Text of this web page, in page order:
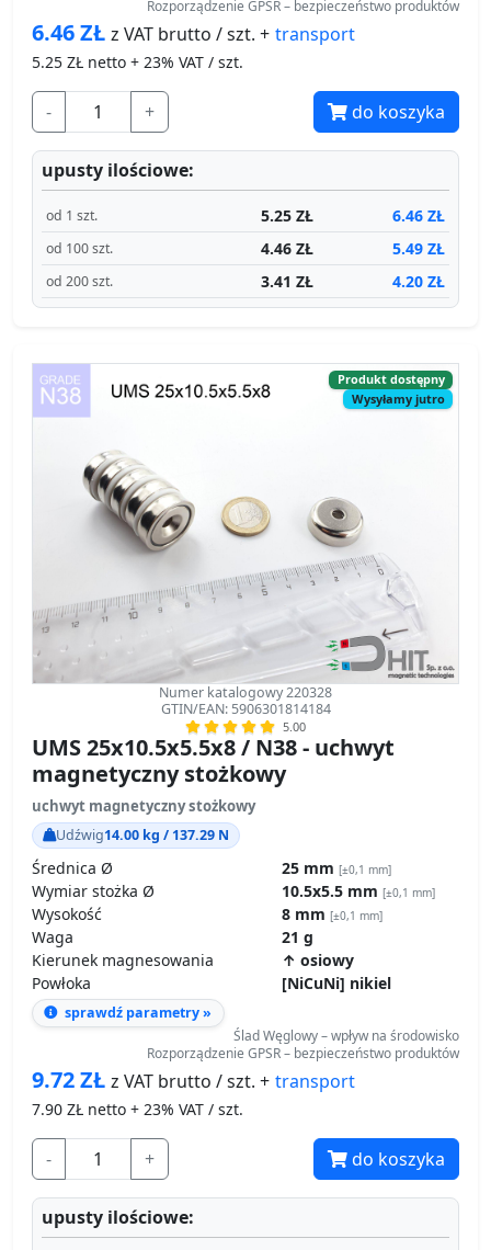
Rozporządzenie GPSR – bezpieczeństwo produktów
6.46ZŁ z VAT brutto / szt. + transport
5.25 ZŁ netto + 23% VAT / szt.
- + do koszyka
upusty ilościowe:
od 1 szt. 5.25 ZŁ 6.46 ZŁ
od 100 szt. 4.46 ZŁ 5.49 ZŁ
od 200 szt. 3.41 ZŁ 4.20 ZŁ
Produkt dostępny
Wysyłamy jutro
Numer katalogowy 220328
GTIN/EAN: 5906301814184
5.00
UMS 25x10.5x5.5x8 / N38 - uchwyt
magnetyczny stożkowy
uchwyt magnetyczny stożkowy
Udźwig14.00 kg / 137.29 N
Średnica Ø 25 mm [±0,1 mm]
Wymiar stożka Ø 10.5x5.5 mm [±0,1 mm]
Wysokość 8 mm [±0,1 mm]
Waga
21 g
Kierunek magnesowania
↑ osiowy
Powłoka
[NiCuNi] nikiel
sprawdź parametry »
Ślad Węglowy – wpływ na środowisko
Rozporządzenie GPSR – bezpieczeństwo produktów
9.72ZŁ z VAT brutto / szt. + transport
7.90 ZŁ netto + 23% VAT / szt.
- + do koszyka
upusty ilościowe: